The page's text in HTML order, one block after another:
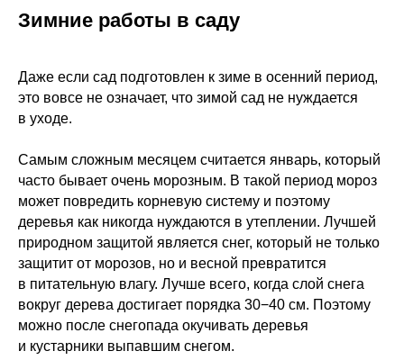
Зимние работы в саду
Даже если сад подготовлен к зиме в осенний период,
это вовсе не означает, что зимой сад не нуждается
в уходе.
Самым сложным месяцем считается январь, который
часто бывает очень морозным. В такой период мороз
может повредить корневую систему и поэтому
деревья как никогда нуждаются в утеплении. Лучшей
природном защитой является снег, который не только
защитит от морозов, но и весной превратится
в питательную влагу. Лучше всего, когда слой снега
вокруг дерева достигает порядка 30−40 см. Поэтому
можно после снегопада окучивать деревья
и кустарники выпавшим снегом.